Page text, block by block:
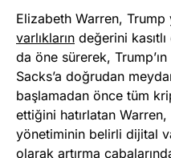
Elizabeth Warren,
varlıkların değerini kasıtlı
da öne sürerek,
Sacks’a doğrudan
başlamadan önce tüm
ettiğini hatırlatan
yönetiminin belirli dijital
olarak artırma